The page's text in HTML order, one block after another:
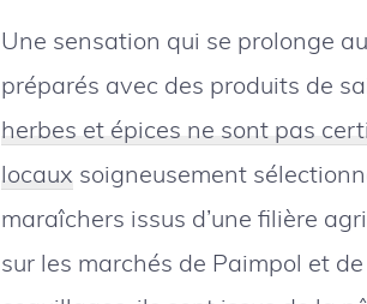
Une sensation qui se prolonge
préparés avec des produits de
herbes et épices ne sont pas
locaux soigneusement
maraîchers issus d’une filière
sur les marchés de Paimpol et